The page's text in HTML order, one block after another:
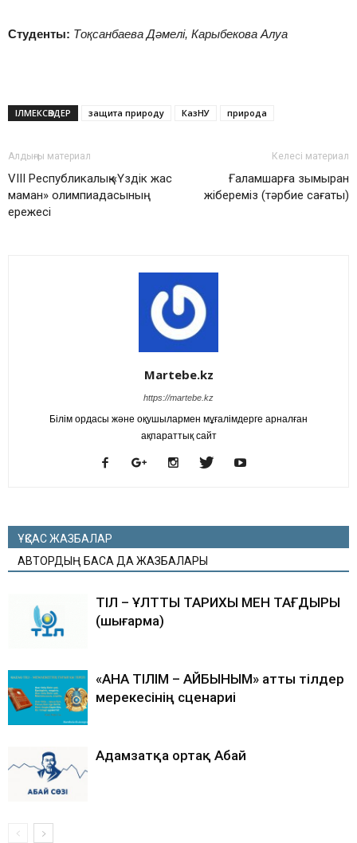
Студенты: Тоқсанбаева Дәмелі, Карыбекова Алуа
ІЛМЕКСӨЗДЕР защита природу КазНУ природа
Алдыңғы материал
VIII Республикалық «Үздік жас
маман» олимпиадасының
ережесі
Келесі материал
Ғаламшарға зымыран
жібереміз (тәрбие сағаты)
Martebe.kz
https://martebe.kz
Білім ордасы және оқушылармен мұғалімдерге арналған
ақпараттық сайт
ҰҚСАС ЖАЗБАЛАР
АВТОРДЫҢ БАСҚА ДА ЖАЗБАЛАРЫ
ТІЛ – ҰЛТТЫҢ ТАРИХЫ МЕН ТАҒДЫРЫ
(шығарма)
«АНА ТІЛІМ – АЙБЫНЫМ» атты тілдер
мерекесінің сценариі
Адамзатқа ортақ Абай